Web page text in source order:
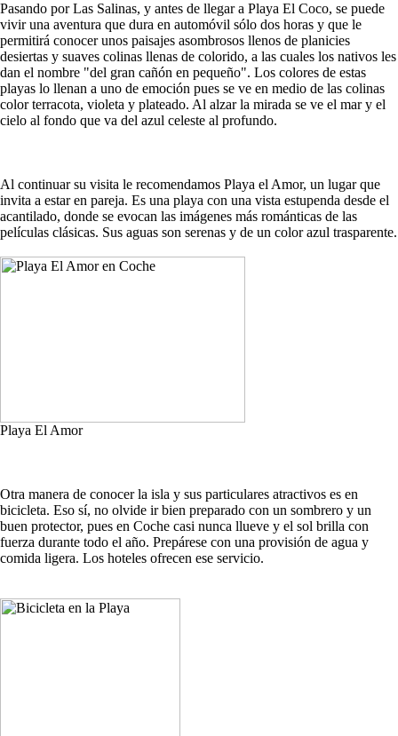
Pasando por Las Salinas, y antes de llegar a Playa El Coco, se puede
vivir una aventura que dura en automóvil sólo dos horas y que le
permitirá conocer unos paisajes asombrosos llenos de planicies
desiertas y suaves colinas llenas de colorido, a las cuales los nativos les
dan el nombre "del gran cañón en pequeño". Los colores de estas
playas lo llenan a uno de emoción pues se ve en medio de las colinas
color terracota, violeta y plateado. Al alzar la mirada se ve el mar y el
cielo al fondo que va del azul celeste al profundo.
Al continuar su visita le recomendamos Playa el Amor, un lugar que
invita a estar en pareja. Es una playa con una vista estupenda desde el
acantilado, donde se evocan las imágenes más románticas de las
películas clásicas. Sus aguas son serenas y de un color azul trasparente.
Playa El Amor
Otra manera de conocer la isla y sus particulares atractivos es en
bicicleta. Eso sí, no olvide ir bien preparado con un sombrero y un
buen protector, pues en Coche casi nunca llueve y el sol brilla con
fuerza durante todo el año. Prepárese con una provisión de agua y
comida ligera. Los hoteles ofrecen ese servicio.